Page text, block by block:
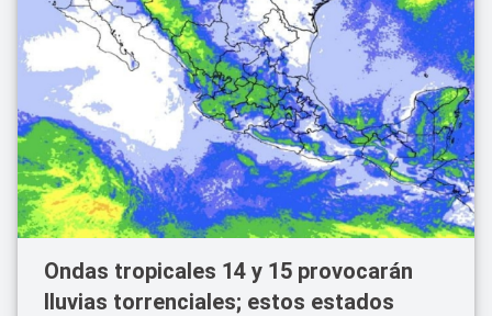
Ondas tropicales 14 y 15 provocarán
lluvias torrenciales; estos estados